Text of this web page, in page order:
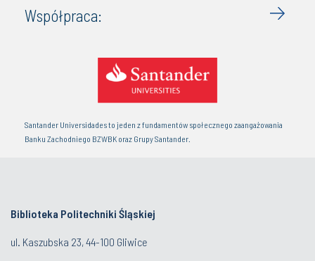
Współpraca:
Santander Universidades to jeden z fundamentów społecznego zaangażowania
Banku Zachodniego BZWBK oraz Grupy Santander.
Biblioteka Politechniki Śląskiej
ul. Kaszubska 23, 44-100 Gliwice